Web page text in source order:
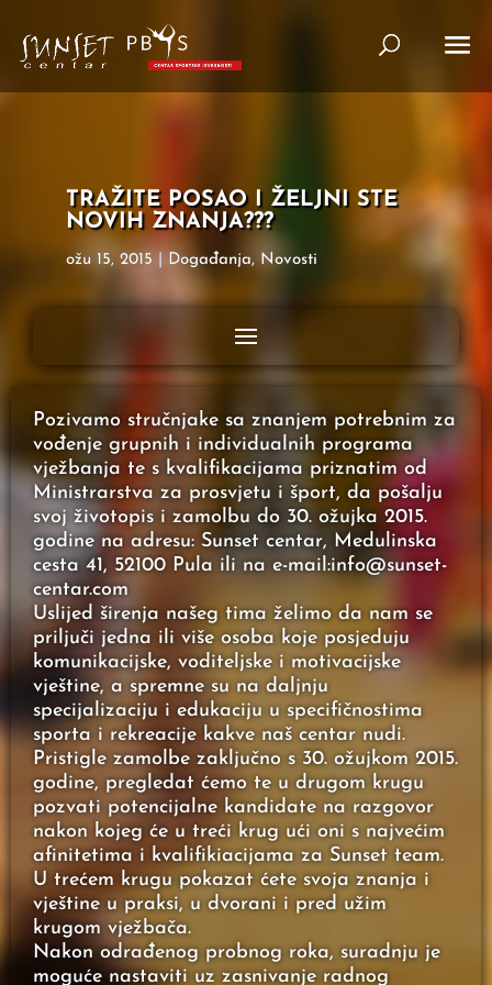
TRAŽITE POSAO I ŽELJNI STE
NOVIH ZNANJA???
ožu 15, 2015 Događanja, Novosti
Pozivamo stručnjake sa znanjem potrebnim za
vođenje grupnih i individualnih programa
vježbanja te s kvalifikacijama priznatim od
Ministrarstva za prosvjetu i šport, da pošalju
svoj životopis i zamolbu do 30. ožujka 2015.
godine na adresu: Sunset centar, Medulinska
cesta 41, 52100 Pula ili na e-mail:info@sunset-
centar.com
Uslijed širenja našeg tima želimo da nam se
priljuči jedna ili više osoba koje posjeduju
komunikacijske, voditeljske i motivacijske
vještine, a spremne su na daljnju
specijalizaciju i edukaciju u specifičnostima
sporta i rekreacije kakve naš centar nudi.
Pristigle zamolbe zaključno s 30. ožujkom 2015.
godine, pregledat ćemo te u drugom krugu
pozvati potencijalne kandidate na razgovor
nakon kojeg će u treći krug ući oni s najvećim
afinitetima i kvalifikiacijama za Sunset team.
U trećem krugu pokazat ćete svoja znanja i
vještine u praksi, u dvorani i pred užim
krugom vježbača.
Nakon odrađenog probnog roka, suradnju je
moguće nastaviti uz zasnivanje radnog